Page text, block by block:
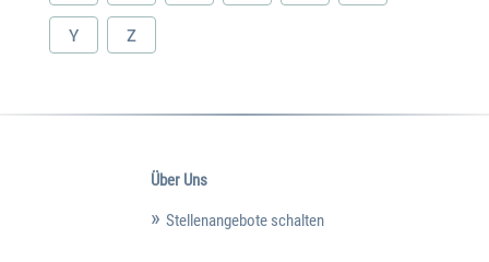
Y Z
Über Uns
Stellenangebote schalten